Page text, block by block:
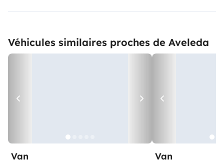
Véhicules similaires proches de Aveleda
Van Van